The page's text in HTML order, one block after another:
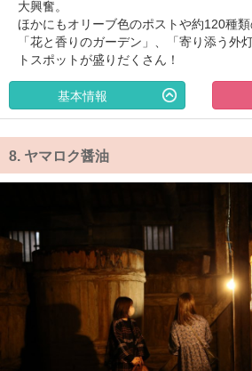
大興奮。
ほかにもオリーブ色のポストや約120種
「花と香りのガーデン」、「寄り添う外
トスポットが盛りだくさん！
基本情報
8. ヤマロク醤油